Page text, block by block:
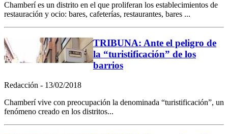
Chamberí es un distrito en el que proliferan los establecimientos de
restauración y ocio: bares, cafeterías, restaurantes, bares ...
TRIBUNA: Ante el peligro de
la “turistificación” de los
barrios
Redacción - 13/02/2018
Chamberí vive con preocupación la denominada “turistificación”, un
fenómeno creado en los distritos...